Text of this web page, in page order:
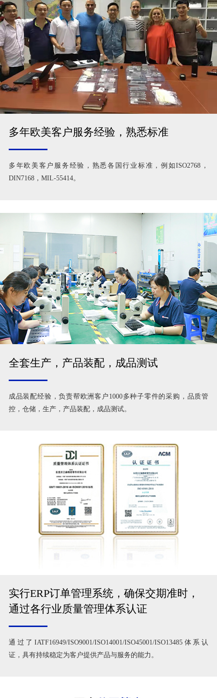
多年欧美客户服务经验，熟悉标准
多年欧美客户服务经验，熟悉各国行业标准，例如ISO2768，
DIN7168，MIL-55414。
全套生产，产品装配，成品测试
成品装配经验，负责帮欧洲客户1000多种子零件的采购，品质管
控，仓储，生产，产品装配，成品测试。
实行ERP订单管理系统，确保交期准时，
通过各行业质量管理体系认证
通过了IATF16949/ISO9001/ISO14001/ISO45001/ISO13485体系认
证，具有持续稳定为客户提供产品与服务的能力。